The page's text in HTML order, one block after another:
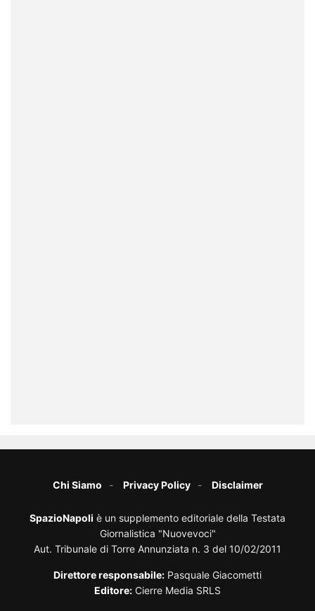
Chi Siamo Privacy Policy Disclaimer
SpazioNapoli è un supplemento editoriale della Testata
Giornalistica "Nuovevoci"
Aut. Tribunale di Torre Annunziata n. 3 del 10/02/2011
Direttore responsabile: Pasquale Giacometti
Editore: Cierre Media SRLS